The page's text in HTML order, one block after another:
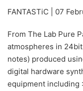
FANTASTiC | 07
From The Lab Pure
atmospheres in
notes) produced
digital hardware
equipment including